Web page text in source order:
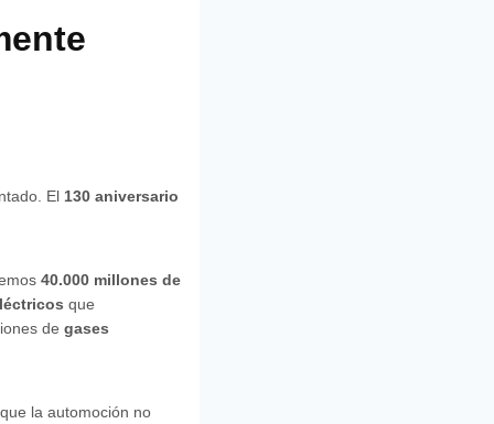
El 130 aniversario
40.000 millones de
que
de gases
la automoción no